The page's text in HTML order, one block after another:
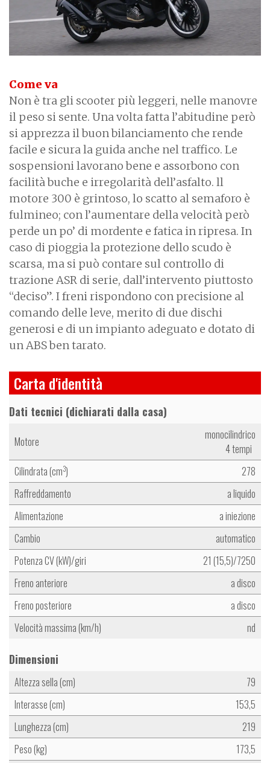
Come va
Non è tra gli scooter più leggeri, nelle manovre
il peso si sente. Una volta fatta l’abitudine però
si apprezza il buon bilanciamento che rende
facile e sicura la guida anche nel traffico. Le
sospensioni lavorano bene e assorbono con
facilità buche e irregolarità dell’asfalto. ll
motore 300 è grintoso, lo scatto al semaforo è
fulmineo; con l’aumentare della velocità però
perde un po’ di mordente e fatica in ripresa. In
caso di pioggia la protezione dello scudo è
scarsa, ma si può contare sul controllo di
trazione ASR di serie, dall’intervento piuttosto
“deciso”. I freni rispondono con precisione al
comando delle leve, merito di due dischi
generosi e di un impianto adeguato e dotato di
un ABS ben tarato.
Carta d'identità
Dati tecnici (dichiarati dalla casa)
Motore
monocilindrico
4 tempi
Cilindrata (cm3)
278
Raffreddamento
a liquido
Alimentazione
a iniezione
Cambio
automatico
Potenza CV (kW)/giri
21 (15,5)/7250
Freno anteriore
a disco
Freno posteriore
a disco
Velocità massima (km/h)
nd
Dimensioni
Altezza sella (cm)
79
Interasse (cm)
153,5
Lunghezza (cm)
219
Peso (kg)
173,5